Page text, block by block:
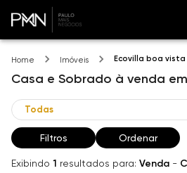
Home Imóveis Ecovilla boa vista
Casa e Sobrado à venda em
Filtros Ordenar
Exibindo 1 resultados para: Venda -